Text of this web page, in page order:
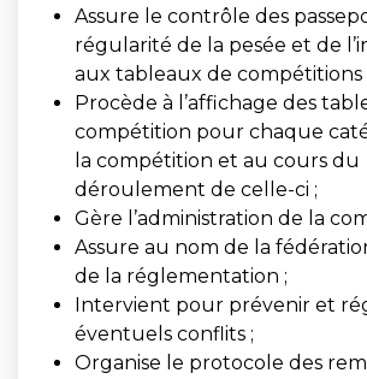
Assure le contrôle des
régularité de la pesée et de
aux tableaux de compétitions
Procède à l’affichage des
compétition pour chaque
la compétition et au cours du
déroulement de celle-ci ;
Gère l’administration de la
Assure au nom de la
de la réglementation ;
Intervient pour prévenir et
éventuels conflits ;
Organise le protocole des